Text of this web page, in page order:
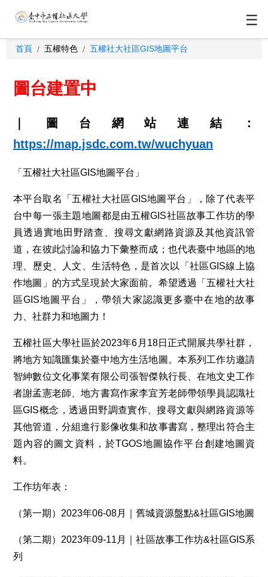
☰
首頁 / 五權特色 / 五權社大社區GIS地圖平台
圖台建置中
｜圖台網站連結：
https://map.jsdc.com.tw/wuchyuan
「五權社大社區GIS地圖平台」
本平台取名「五權社大社區GIS地圖平台」，除了代表平
台中每一張主題地圖都是由五權GIS社區故事工作坊的學
員透過實地田野踏查、搜尋文獻網路資源及其他資訊管
道，在彼此討論和協力下彙整而成；也代表臺中地區的地
理、歷史、人文、生活特色，是首次以「社區GIS線上協
作地圖」的方式呈現於大家面前。希望透過「五權社大社
區GIS地圖平台」，帶領大家認識更多臺中在地的故事
力、社群力和地圖力！
五權社區大學社區於2023年6月18日正式開展共學社群，
將地方知識匯集於臺中地方生活地圖。本系列工作坊邀請
智紳數位文化事業有限公司張智傑執行長、在地文史工作
者謝孟憲老師、地方書寫作家李宜芳老師帶領學員認識社
區GIS概念，透過田野調查實作、搜尋文獻與網路資源等
其他管道，分組進行影像收集和故事書寫，整理出符合主
題內容的圖文資料，於TGOS地圖協作平台創建地圖資
料。
工作坊年表：
（第一期）2023年06-08月｜舊城資源盤點&社區GIS地圖
（第二期）2023年09-11月｜社區故事工作坊&社區GIS系
列